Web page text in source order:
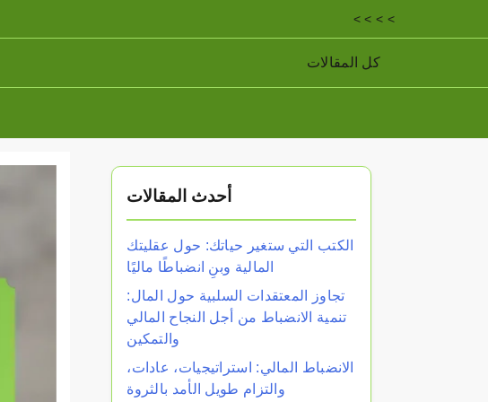
< < < <
كل المقالات
أحدث المقالات
الكتب التي ستغير حياتك: حول عقليتك
المالية وبنِ انضباطًا ماليًا
تجاوز المعتقدات السلبية حول المال:
تنمية الانضباط من أجل النجاح المالي
والتمكين
الانضباط المالي: استراتيجيات، عادات،
والتزام طويل الأمد بالثروة